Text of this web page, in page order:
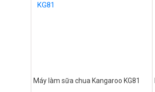
Máy làm sữa chua Kangaroo KG81